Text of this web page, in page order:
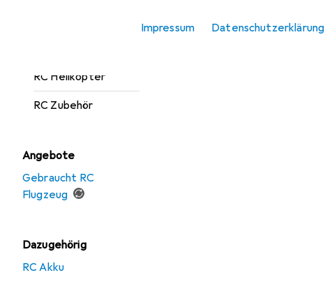
Impressum Datenschutzerklärung
RC Helikopter
RC Zubehör
Angebote
Gebraucht RC
Flugzeug
Dazugehörig
RC Akku